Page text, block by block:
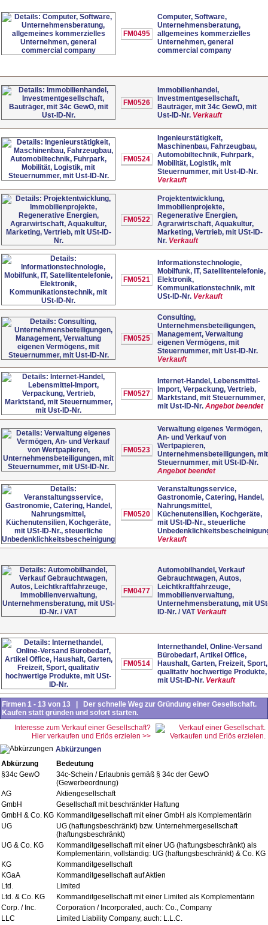
FM0495
Computer, Software,
Unternehmensberatung,
allgemeines kommerzielles
Unternehmen, general
commercial company
FM0526
Immobilienhandel,
Investmentgesellschaft,
Bauträger, mit 34c GewO, mit
Ust-ID-Nr. Verkauft
FM0524
Ingenieurstätigkeit,
Maschinenbau, Fahrzeugbau,
Automobiltechnik, Fuhrpark,
Mobilität, Logistik, mit
Steuernummer, mit Ust-ID-Nr.
Verkauft
FM0522
Projektentwicklung,
Immobilienprojekte,
Regenerative Energien,
Agrarwirtschaft, Aquakultur,
Marketing, Vertrieb, mit USt-ID-
Nr. Verkauft
FM0521
Informationstechnologie,
Mobilfunk, IT, Satellitentelefonie,
Elektronik,
Kommunikationstechnik, mit
USt-ID-Nr. Verkauft
FM0525
Consulting,
Unternehmensbeteiligungen,
Management, Verwaltung
eigenen Vermögens, mit
Steuernummer, mit Ust-ID-Nr.
Verkauft
FM0527
Internet-Handel, Lebensmittel-
Import, Verpackung, Vertrieb,
Marktstand, mit Steuernummer,
mit Ust-ID-Nr. Angebot beendet
FM0523
Verwaltung eigenes Vermögen,
An- und Verkauf von
Wertpapieren,
Unternehmensbeteiligungen, mit
Steuernummer, mit USt-ID-Nr.
Angebot beendet
FM0520
Veranstaltungsservice,
Gastronomie, Catering, Handel,
Nahrungsmittel,
Küchenutensilien, Kochgeräte,
mit USt-ID-Nr., steuerliche
Verkauft
FM0477
Automobilhandel, Verkauf
Gebrauchtwagen, Autos,
Leichtkraftfahrzeuge,
Immobilienverwaltung,
Unternehmensberatung, mit
ID-Nr. / VAT Verkauft
FM0514
Internethandel, Online-Versand
Bürobedarf, Artikel Office,
Haushalt, Garten, Freizeit, Sport,
qualitativ hochwertige Produkte,
mit USt-ID-Nr. Verkauft
Firmen 1 - 13 von 13 | Der schnelle Weg zur Gründung einer Gesellschaft.
Kaufen statt gründen und sofort starten.
Interesse zum Verkauf einer Gesellschaft?
Hier verkaufen und Erlös erzielen >>
Abkürzungen
Abkürzung
Bedeutung
§34c GewO
34c-Schein / Erlaubnis gemäß § 34c der GewO
(Gewerbeordnung)
AG
Aktiengesellschaft
GmbH
Gesellschaft mit beschränkter Haftung
GmbH & Co. KG Kommanditgesellschaft mit einer GmbH als Komplementärin
UG
UG (haftungsbeschränkt) bzw. Unternehmergesellschaft
(haftungsbeschränkt)
UG & Co. KG
Kommanditgesellschaft mit einer UG (haftungsbeschränkt) als
Komplementärin, vollständig: UG (haftungsbeschränkt) & Co. KG
KG
Kommanditgesellschaft
KGaA
Kommanditgesellschaft auf Aktien
Ltd.
Limited
Ltd. & Co. KG
Kommanditgesellschaft mit einer Limited als Komplementärin
Corp. / Inc.
Corporation / Incorporated, auch: Co., Company
LLC
Limited Liability Company, auch: L.L.C.